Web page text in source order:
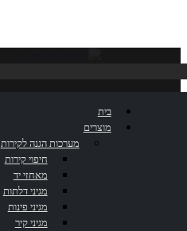
בית
מוצרים
מערכות הגנה לקירות
חיפוי קירות
מאחזי יד
מגיני דלתות
מגיני פינות
מגיני קיר
קולב בודד PIGH74